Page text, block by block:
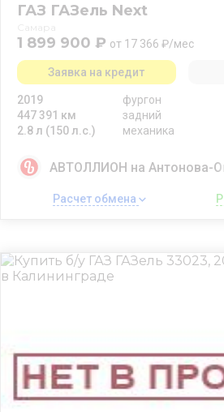
ГАЗ ГАЗель Next
Самара
1 899 900 ₽ от 17 366 ₽/мес
2019
447 391 км
2.8 л (150 л.с.)
фургон
задний
механика
Заявка на кредит
АВТОЛЛИОН на Антонова-
Расчет обмена